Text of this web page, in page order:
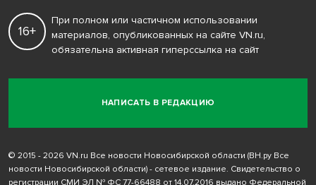
НАПИСАТЬ В РЕДАКЦИЮ
16+
При полном или частичном использовании
материалов, опубликованных на сайте VN.ru,
обязательна активная гиперссылка на сайт
© 2015 - 2026 VN.ru Все новости Новосибирской области (ВН.ру Все
новости Новосибирской области) - сетевое издание. Свидетельство о
регистрации СМИ ЭЛ № ФС 77-66488 от 14.07.2016 выдано Федеральной